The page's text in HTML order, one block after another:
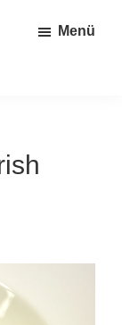
Menü